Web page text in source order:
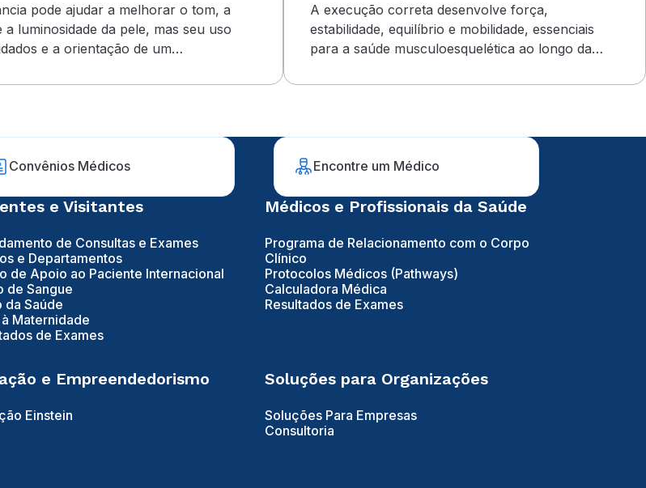
pode ajudar a melhorar o tom, a
a luminosidade da pele, mas seu uso
e a orientação de um
A execução correta desenvolve força,
estabilidade, equilíbrio e mobilidade, essenciais
para a saúde musculoesquelética ao longo da
Convênios Médicos Encontre um Médico
e Visitantes
de Consultas e Exames
e Departamentos
de Apoio ao Paciente Internacional
de Sangue
da Saúde
Maternidade
de Exames
Médicos e Profissionais da Saúde
Programa de Relacionamento com o Corpo
Clínico
Protocolos Médicos (Pathways)
Calculadora Médica
Resultados de Exames
e Empreendedorismo
Einstein
Soluções para Organizações
Soluções Para Empresas
Consultoria